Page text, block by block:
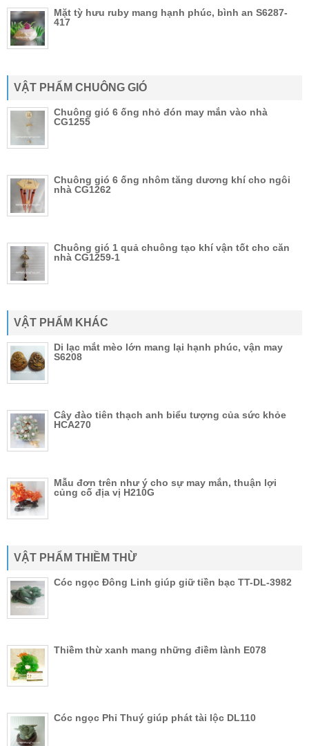
Mặt tỳ hưu ruby mang hạnh phúc, bình an S6287-
417
VẬT PHẨM CHUÔNG GIÓ
Chuông gió 6 ống nhỏ đón may mắn vào nhà
CG1255
Chuông gió 6 ống nhôm tăng dương khí cho ngôi
nhà CG1262
Chuông gió 1 quả chuông tạo khí vận tốt cho căn
nhà CG1259-1
VẬT PHẨM KHÁC
Di lạc mắt mèo lớn mang lại hạnh phúc, vận may
S6208
Cây đào tiên thạch anh biểu tượng của sức khỏe
HCA270
Mẫu đơn trên như ý cho sự may mắn, thuận lợi
củng cố địa vị H210G
VẬT PHẨM THIỀM THỪ
Cóc ngọc Đông Linh giúp giữ tiền bạc TT-DL-3982
Thiềm thừ xanh mang những điềm lành E078
Cóc ngọc Phỉ Thuý giúp phát tài lộc DL110